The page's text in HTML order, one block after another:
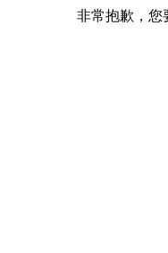
非常抱歉，您